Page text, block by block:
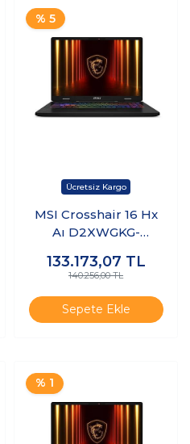
% 5
MSI Crosshair 16 Hx
Aı D2XWGKG-
275HX 16GB Ram
512GB SSD 8gb
RTX5070 Windows 11
Pro K8
133.173,07 TL
140.256,00 TL
Sepete Ekle
% 1